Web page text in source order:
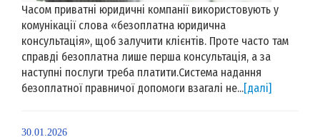
Часом приватні юридичні компанії використовують у
комунікації слова «безоплатна юридична
консультація», щоб залучити клієнтів. Проте часто там
справді безоплатна лише перша консультація, а за
наступні послуги треба платити.Система надання
безоплатної правничої допомоги взагалі не...[далі]
30.01.2026